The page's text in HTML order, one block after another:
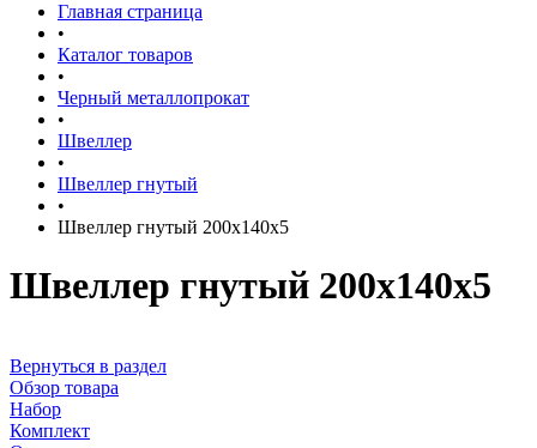
Главная страница
•
Каталог товаров
•
Черный металлопрокат
•
Швеллер
•
Швеллер гнутый
•
Швеллер гнутый 200х140х5
Швеллер гнутый 200х140х5
Вернуться в раздел
Обзор товара
Набор
Комплект